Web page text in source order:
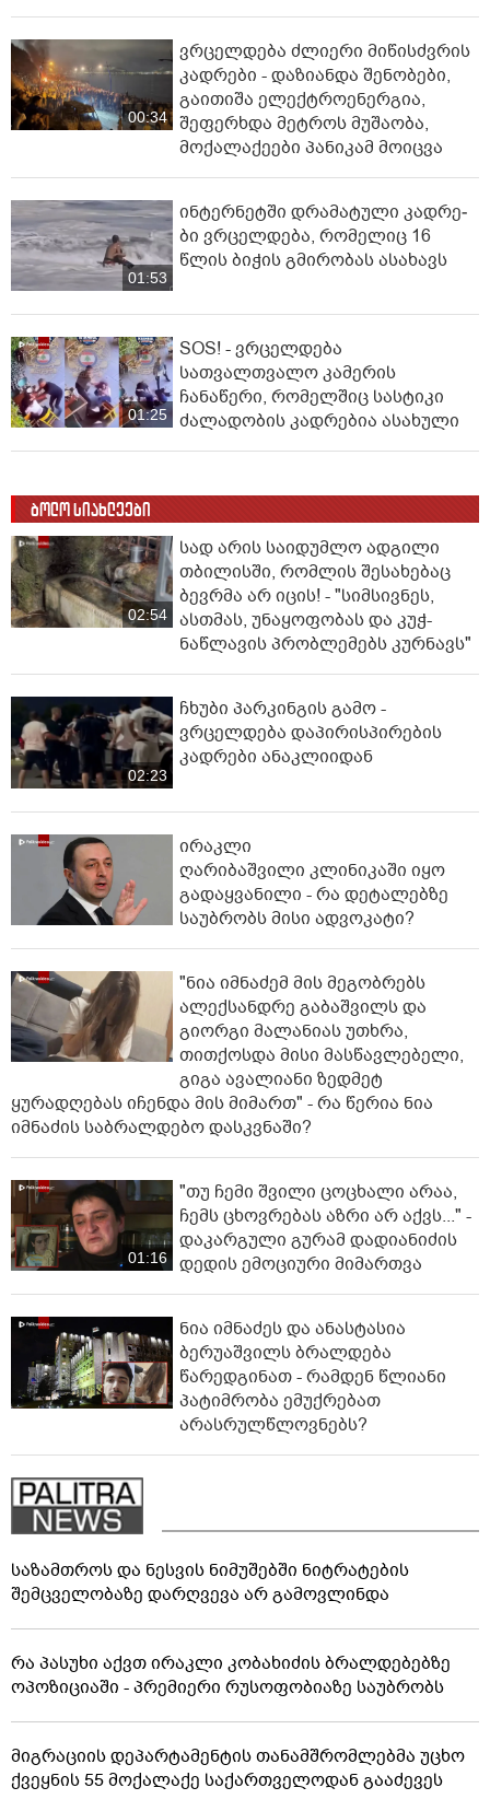
00:34
ვრცელდება ძლიერი მიწისძვრის
კადრები - დაზიანდა შენობები,
გაითიშა ელექტროენერგია,
შეფერხდა მეტროს მუშაობა,
მოქალაქეები პანიკამ მოიცვა
01:53
ინ­ტერ­ნეტ­ში დრა­მა­ტუ­ლი კად­რე­
ბი ვრცელდება, რომელიც 16
წლის ბიჭის გმირობას ასახავს
01:25
SOS! - ვრცელდება
სათვალთვალო კამერის
ჩანაწერი, რომელშიც სასტიკი
ძალადობის კადრებია ასახული
ბოლო სიახლეები
02:54
სად არის საიდუმლო ადგილი
თბილისში, რომლის შესახებაც
ბევრმა არ იცის! - "სიმსივნეს,
ასთმას, უნაყოფობას და კუჭ-
ნაწლავის პრობლემებს კურნავს"
02:23
ჩხუბი პარკინგის გამო -
ვრცელდება დაპირისპირების
კადრები ანაკლიიდან
ირაკლი
ღარიბაშვილი კლინიკაში იყო
გადაყვანილი - რა დეტალებზე
საუბრობს მისი ადვოკატი?
"ნია იმნაძემ მის მეგობრებს
ალექსანდრე გაბაშვილს და
გიორგი მალანიას უთხრა,
თითქოსდა მისი მასწავლებელი,
გიგა ავალიანი ზედმეტ
ყურადღებას იჩენდა მის მიმართ" - რა წერია ნია
იმნაძის საბრალდებო დასკვნაში?
01:16
"თუ ჩემი შვილი ცოცხალი არაა,
ჩემს ცხოვრებას აზრი არ აქვს..." -
დაკარგული გურამ დადიანიძის
დედის ემოციური მიმართვა
ნია იმნაძეს და ანასტასია
ბერუაშვილს ბრალდება
წარედგინათ - რამდენ წლიანი
პატიმრობა ემუქრებათ
არასრულწლოვნებს?
საზამთროს და ნესვის ნიმუშებში ნიტრატების
შემცველობაზე დარღვევა არ გამოვლინდა
რა პასუხი აქვთ ირაკლი კობახიძის ბრალდებებზე
ოპოზიციაში - პრემიერი რუსოფობიაზე საუბრობს
მიგრაციის დეპარტამენტის თანამშრომლებმა უცხო
ქვეყნის 55 მოქალაქე საქართველოდან გააძევეს